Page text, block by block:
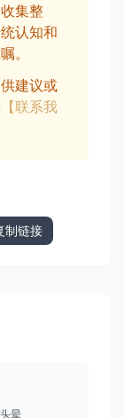
集整
认知和
。
建议或
【联系我
制链接
晕